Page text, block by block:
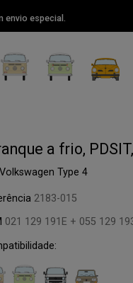
envio especial.
a frio,
Type 4
2183-015
021 129 191E + 055 129